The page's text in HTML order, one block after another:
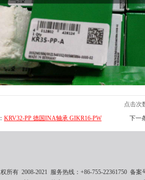
点击次
KRV32-PP 德国INA轴承 GIKR16-PW 下一
所有 2008-2021 服务热线：+86-755-22361750 备案